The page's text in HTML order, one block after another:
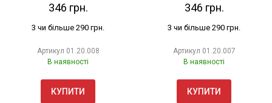
346 грн.
3 чи більше 290 грн.
Артикул 01.20.008
В наявності
КУПИТИ
346 грн.
3 чи більше 290 грн.
Артикул 01.20.007
В наявності
КУПИТИ